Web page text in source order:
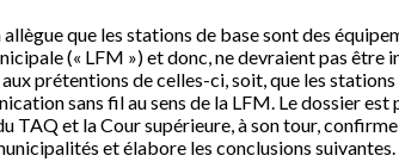
que les stations de base sont des
(« LFM ») et donc, ne devraient pas être
aux prétentions de celles-ci, soit, que les
sans fil au sens de la LFM. Le dossier
TAQ et la Cour supérieure, à son tour,
et élabore les conclusions suivantes.